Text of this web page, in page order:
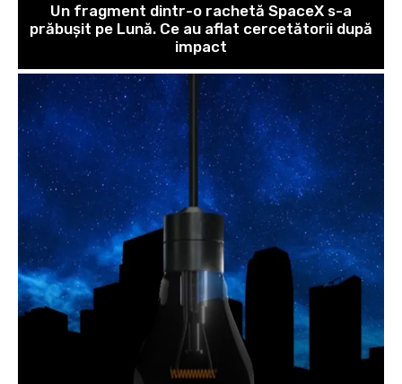
Un fragment dintr-o rachetă SpaceX s-a
prăbușit pe Lună. Ce au aflat cercetătorii după
impact